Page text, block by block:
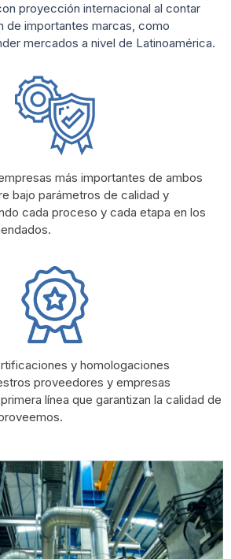
proyección internacional al contar
de importantes marcas, como
mercados a nivel de Latinoamérica.
más importantes de ambos
bajo parámetros de calidad y
cada proceso y cada etapa en los
.
y homologaciones
proveedores y empresas
línea que garantizan la calidad de